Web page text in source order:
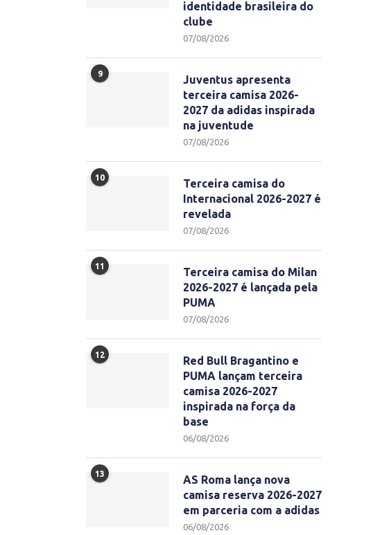
identidade brasileira do
clube
07/08/2026
9
Juventus apresenta
terceira camisa 2026-
2027 da adidas inspirada
na juventude
07/08/2026
10
Terceira camisa do
Internacional 2026-2027 é
revelada
07/08/2026
11
Terceira camisa do Milan
2026-2027 é lançada pela
PUMA
07/08/2026
12
Red Bull Bragantino e
PUMA lançam terceira
camisa 2026-2027
inspirada na força da
base
06/08/2026
13
AS Roma lança nova
camisa reserva 2026-2027
em parceria com a adidas
06/08/2026